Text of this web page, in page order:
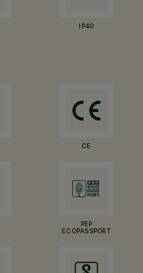
IP40
CE
PEP
ECOPASSPORT